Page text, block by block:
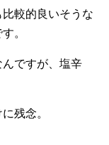
較的良いそうな
。
ですが、塩辛
残念。